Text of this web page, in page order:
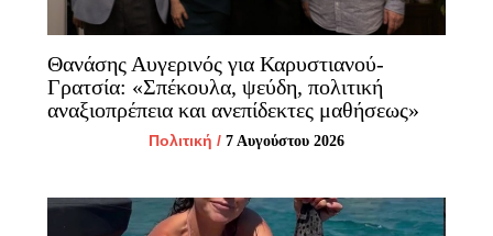
Θανάσης Αυγερινός για Καρυστιανού-
Γρατσία: «Σπέκουλα, ψεύδη, πολιτική
αναξιοπρέπεια και ανεπίδεκτες μαθήσεως»
Πολιτική / 7 Αυγούστου 2026